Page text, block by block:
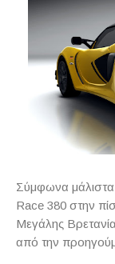
Σύμφωνα μάλιστα
Race 380 στην
Μεγάλης
από την